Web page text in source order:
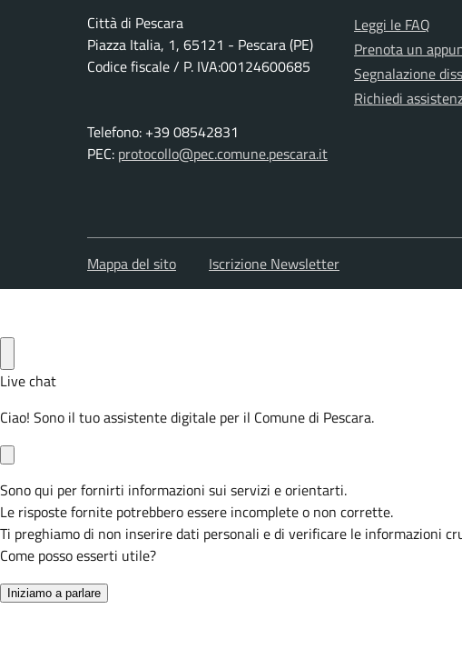
Città di Pescara
Piazza Italia, 1, 65121 - Pescara (PE)
Codice fiscale / P. IVA:00124600685
Telefono: +39 08542831
PEC: protocollo@pec.comune.pescara.it
Leggi le FAQ
Prenota un
Segnalazione
Richiedi
Mappa del sito Iscrizione Newsletter